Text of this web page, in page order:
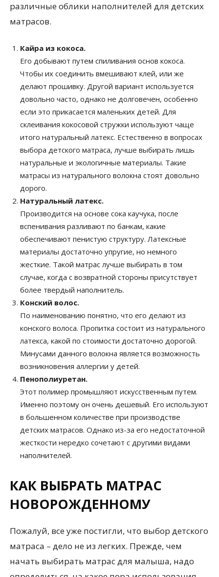
различные облики наполнителей для детских
матрасов.
Кайра из кокоса.
Его добывают путем спиливания основ кокоса.
Чтобы их соединить вмешивают клей, или же
делают прошивку. Другой вариант используется
довольно часто, однако не долговечен, особенно
если это прикасается маленьких детей. Для
склеивания кокосовой стружки используют чаще
итого натуральный латекс. Естественно в вопросах
выбора детского матраса, лучше выбирать лишь
натуральные и экологичные материалы. Такие
матрасы из натурального волокна стоят довольно
дорого.
Натуральный латекс.
Производится на основе сока каучука, после
вспенивания разливают по банкам, какие
обеспечивают пенистую структуру. Латексные
материалы достаточно упругие, но немного
жесткие. Такой матрас лучше выбирать в том
случае, когда с возвратной стороны присутствует
более твердый наполнитель.
Конский волос.
По наименованию понятно, что его делают из
конского волоса. Пропитка состоит из натурального
латекса, какой по стоимости достаточно дорогой.
Минусами данного волокна является возможность
возникновения аллергии у детей.
Пенополиуретан.
Этот полимер промышляют искусственным путем.
Именно поэтому он очень дешевый. Его используют
в большенном количестве при производстве
детских матрасов. Однако из-за его недостаточной
жесткости нередко сочетают с другими видами
наполнителей.
КАК ВЫБРАТЬ МАТРАС
НОВОРОЖДЕННОМУ
Пожалуй, все уже постигли, что выбор детского
матраса – дело не из легких. Прежде, чем
начать выбирать матрас для малыша, надо